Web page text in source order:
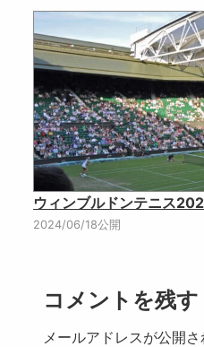
ウィンブルドンテニス
2024/06/18公開
コメントを残す
メールアドレスが公開